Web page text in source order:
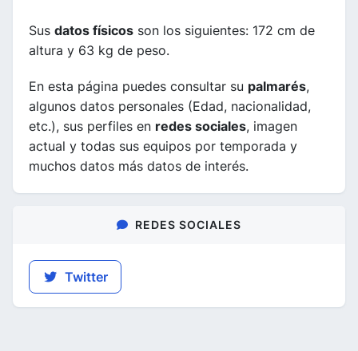
Sus datos físicos son los siguientes: 172 cm de
altura y 63 kg de peso.
En esta página puedes consultar su palmarés,
algunos datos personales (Edad, nacionalidad,
etc.), sus perfiles en redes sociales, imagen
actual y todas sus equipos por temporada y
muchos datos más datos de interés.
REDES SOCIALES
Twitter